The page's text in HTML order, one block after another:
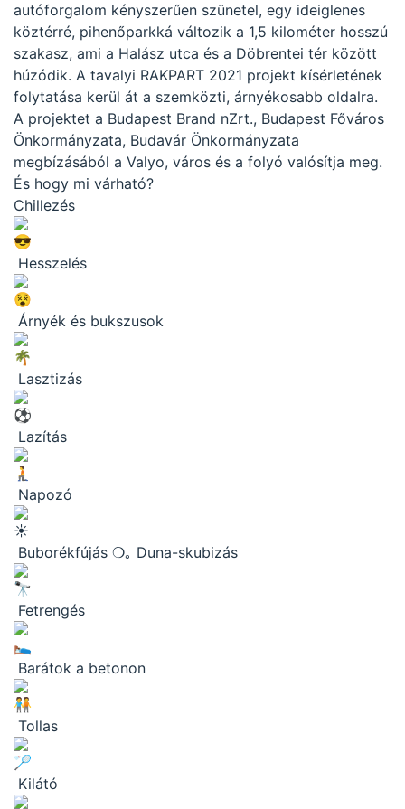
autóforgalom kényszerűen szünetel, egy ideiglenes
köztérré, pihenőparkká változik a 1,5 kilométer hosszú
szakasz, ami a Halász utca és a Döbrentei tér között
húzódik. A tavalyi RAKPART 2021 projekt kísérletének
folytatása kerül át a szemközti, árnyékosabb oldalra.
A projektet a Budapest Brand nZrt., Budapest Főváros
Önkormányzata, Budavár Önkormányzata
megbízásából a Valyo, város és a folyó valósítja meg.
És hogy mi várható?
Chillezés
Hesszelés
Árnyék és bukszusok
Lasztizás
Lazítás
Napozó
Buborékfújás ❍｡ Duna-skubizás
Fetrengés
Barátok a betonon
Tollas
Kilátó